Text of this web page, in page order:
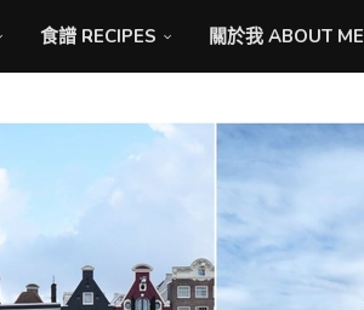
食譜 RECIPES 關於我 ABOUT ME